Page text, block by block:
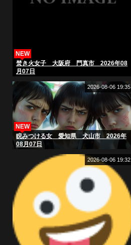
焚き火女子 大阪府 門真市 2026年08
月07日
NEW
睨みつける女 愛知県 犬山市 2026年
08月07日
NEW
2026-08-06 19:35
2026-08-06 19:32